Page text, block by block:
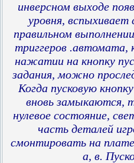
инверсном выходе
уровня, вспыхивает
правильном
триггеров
нажатии на кнопку
задания, можно
Когда пусковую
вновь замыкаются,
нулевое состояние,
часть деталей
смонтировать на
а, в.